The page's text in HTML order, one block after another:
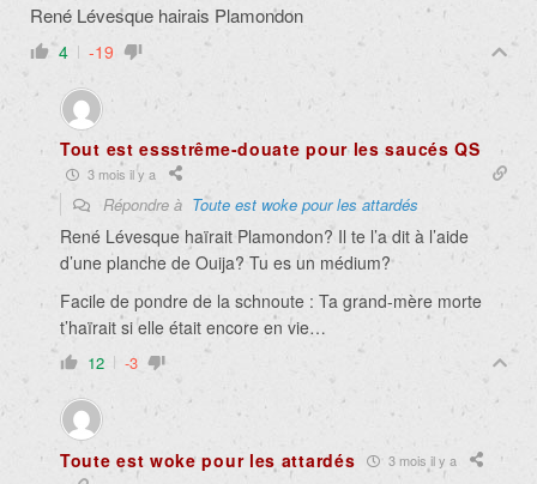
René Lévesque hairais Plamondon
4 -19
Tout est essstrême-douate pour les saucés QS
3 mois il y a
Répondre à Toute est woke pour les attardés
René Lévesque haïrait Plamondon? Il te l’a dit à l’aide
d’une planche de Ouija? Tu es un médium?
Facile de pondre de la schnoute : Ta grand-mère morte
t’haïrait si elle était encore en vie…
12 -3
Toute est woke pour les attardés 3 mois il y a